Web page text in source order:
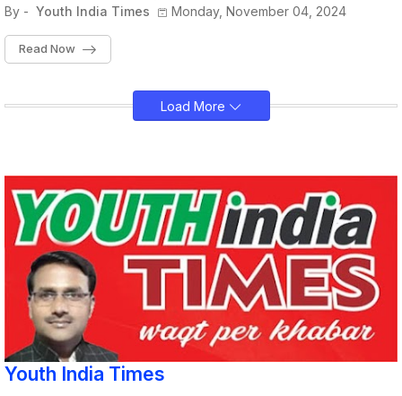
By - Youth India Times Monday, November 04, 2024
Read Now
Load More
Youth India Times